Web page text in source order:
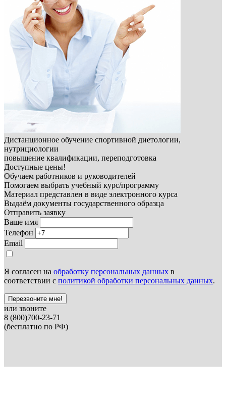
Дистанционное обучение спортивной диетологии,
нутрициологии
повышение квалификации, переподготовка
Доступные цены!
Обучаем работников и руководителей
Помогаем выбрать учебный курс/программу
Материал представлен в виде электронного курса
Выдаём документы государственного образца
Отправить заявку
Ваше имя
Телефон
Email
Я согласен на обработку персональных данных в
соответствии с политикой обработки персональных данных.
Перезвоните мне!
или звоните
8 (800)700-23-71
(бесплатно по РФ)